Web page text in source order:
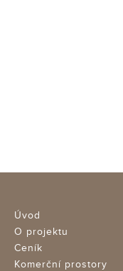
Úvod
O projektu
Ceník
Komerční prostory